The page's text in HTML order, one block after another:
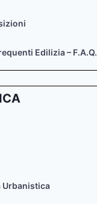
Edilizia – F.A.Q.